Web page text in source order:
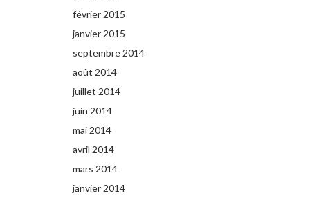
février 2015
janvier 2015
septembre 2014
août 2014
juillet 2014
juin 2014
mai 2014
avril 2014
mars 2014
janvier 2014